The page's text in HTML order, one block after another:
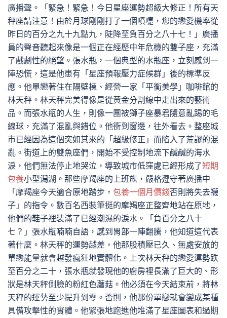
廣播聲。「緊急！緊急！今日星座運勢超級大修正！所有天
秤座請注意！由於月球剛剛打了一個噴嚏，您的戀愛機率從
昨日的百分之九十九點九，陡降至負百分之八十七！」廣播
員的聲音聽起來像是一個正在經歷中年危機的雙子座，充滿
了戲劇性的絕望。張水瓶，一個典型的水瓶座，立刻感到一
陣恐慌，這是他患有「星座預報壓力症候群」後的標準反
應。他單戀著住在隔壁棟、經營一家「平衡美學」咖啡館的
林天秤。林天秤完美得像是從黃金分割線中走出來的藝術
品。而張水瓶的人生，則像一團被獅子座暴君隨意亂踢的毛
線球，充滿了混亂與錯位。他衝到窗邊，往外看去。整座城
市已經因為這個突如其來的「超級修正」而陷入了荒謬的混
亂。街道上的雙魚座們，開始不受控制地流下鹹鹹的海水
淚，他們無法停止地哭泣，導致城市低窪處已經形成了短期
包養小型潟湖。那些摩羯座的上班族，嚴格遵守著廣播中
「摩羯座今天適合原地踏步， 包養一個月價錢否則將失去襪
子」的指令。數百名西裝筆挺的摩羯座正整齊地站在原地，
他們的鞋子裡裝滿了已經潮濕的淚水。「負百分之八十
七？」張水瓶喃喃自語，感到胃部一陣翻騰，他知道這代表
著什麼。林天秤的運勢越差，他那股積壓已久、無處安放的
單戀能量就會越發瘋狂地實體化。上次林天秤的戀愛運勢跌
至百分之二十，張水瓶就發現他的廚房裡長滿了巨大的、形
狀是林天秤側臉的粉紅色蘑菇。他必須在今天結束前，將林
天秤的運勢至少提升到零。否則，他那份單戀就會變成某種
具備攻擊性的實體。他緊張地跑進他堆滿了星座圖表和過期